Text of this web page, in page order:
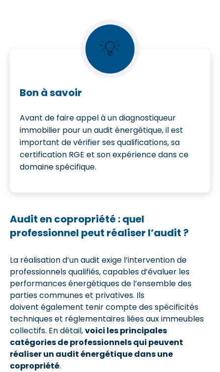
💡
Bon à savoir
Avant de faire appel à un diagnostiqueur
immobilier pour un audit énergétique, il est
important de vérifier ses qualifications, sa
certification RGE et son expérience dans ce
domaine spécifique.
Audit en copropriété : quel
professionnel peut réaliser l’audit ?
La réalisation d’un audit exige l’intervention de
professionnels qualifiés, capables d’évaluer les
performances énergétiques de l’ensemble des
parties communes et privatives. Ils
doivent également tenir compte des spécificités
techniques et réglementaires liées aux immeubles
collectifs. En détail,voici les principales
catégories de professionnels qui peuvent
réaliser un audit énergétique dans une
copropriété.